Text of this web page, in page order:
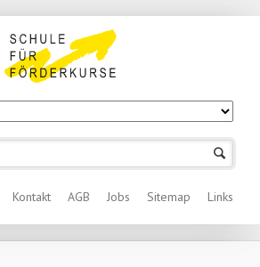
Kontakt AGB Jobs Sitemap Links